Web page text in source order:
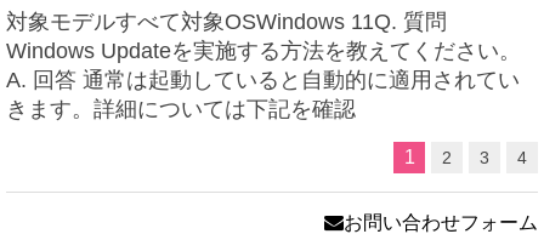
対象モデルすべて対象OSWindows 11Q. 質問
Windows Updateを実施する方法を教えてください。
A. 回答 通常は起動していると自動的に適用されてい
きます。詳細については下記を確認
1 2 3 4
お問い合わせフォーム